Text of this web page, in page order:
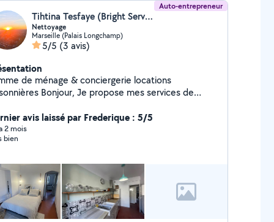
Auto-entrepreneur
Tihtina Tesfaye (Bright Service Du Nettoyage)
Nettoyage
Marseille (Palais Longchamp)
5/5 (3 avis)
de ménage & conciergerie locations
Bonjour, Je propose mes services de
saisonnières (Airbnb, Booking). Ménage
deux locations Changement
sorties voyageurs Travail
pas à me contacter pour plus d'informations.
avis laissé par Frederique : 5/5
2 mois
bien